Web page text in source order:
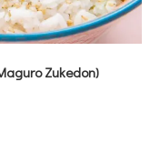
Zukedon)